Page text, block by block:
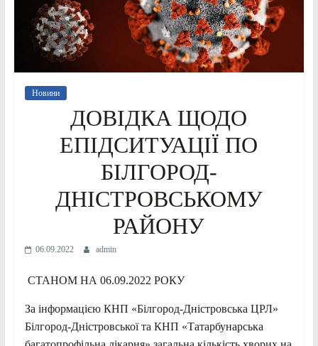
Новини
ДОВІДКА ЩОДО
ЕПІДСИТУАЦІЇ ПО
БІЛГОРОД-
ДНІСТРОВСЬКОМУ
РАЙОНУ
06.09.2022 admin
СТАНОМ НА 06.09.2022 РОКУ
За інформацією КНП «Білгород-Дністровська ЦРЛ»
Білгород-Дністровської та КНП «Татарбунарська